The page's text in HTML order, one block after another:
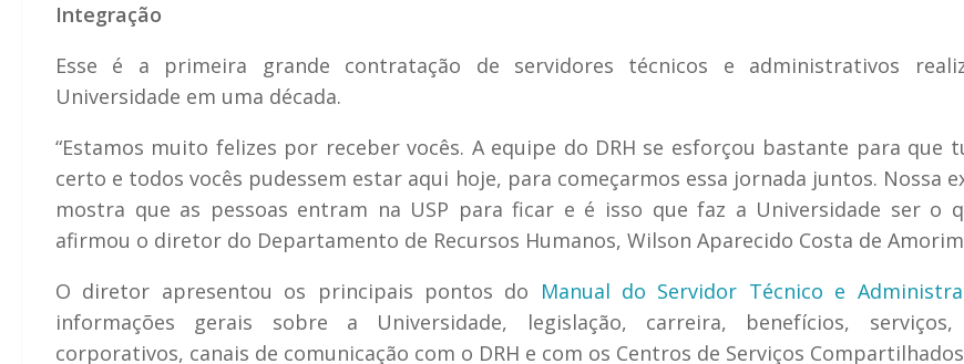
Integração
Esse é a primeira grande contratação de servidores técnicos e administrativos
Universidade em uma década.
“Estamos muito felizes por receber vocês. A equipe do DRH se esforçou bastante para que
certo e todos vocês pudessem estar aqui hoje, para começarmos essa jornada juntos. Nossa
mostra que as pessoas entram na USP para ficar e é isso que faz a Universidade ser o
afirmou o diretor do Departamento de Recursos Humanos, Wilson Aparecido Costa de
O diretor apresentou os principais pontos do Manual do Servidor Técnico e
informações gerais sobre a Universidade, legislação, carreira, benefícios, serviços,
corporativos, canais de comunicação com o DRH e com os Centros de Serviços Compartilhados